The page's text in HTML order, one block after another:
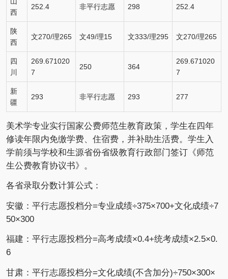
西
252.4 非平行志愿 298 252.4
陕
西
文270/理265 文49/理15 文333/理295 文270/理265
四
川
269.671020
7
250 364
269.671020
7
新
疆
293 非平行志愿 293 277
美术学专业实行国家公费师范生教育政策，学生在四年
修读年限内免缴学费、住宿费，并补助生活费。学生入
学前须与学校和生源省份省级教育行政部门签订《师范
生公费教育协议书》。
各省录取分数计算公式：
安徽：平行志愿投档分=专业成绩÷375×700+文化成绩÷7
50×300
福建：平行志愿投档分=高考成绩×0.4+统考成绩×2.5×0.
6
甘肃：平行志愿投档分=文化成绩(不含加分)÷750×300×